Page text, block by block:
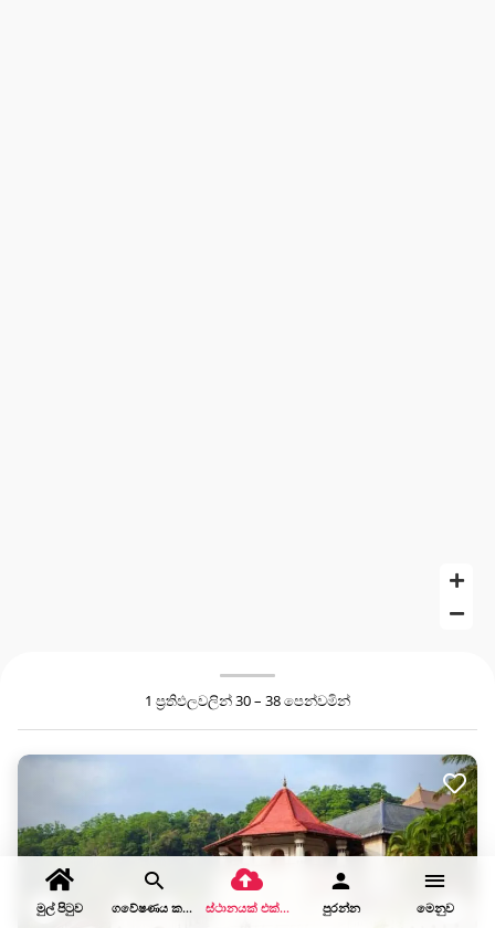
1 ප්‍රතිඵලවලින් 30 – 38 පෙන්වමින්
මුල් පිටුව ගවේෂණය කරන්න ස්ථානයක් එක් කරන්න පුරන්න මෙනුව